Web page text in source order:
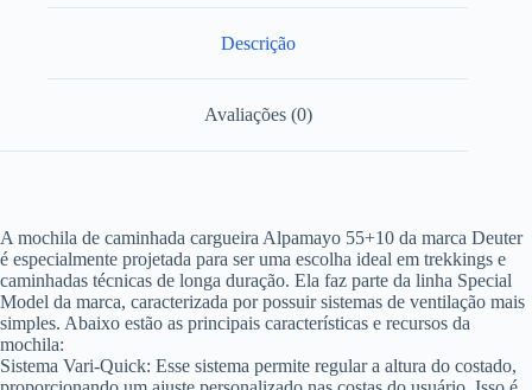
Descrição
Avaliações (0)
A mochila de caminhada cargueira Alpamayo 55+10 da marca Deuter
é especialmente projetada para ser uma escolha ideal em trekkings e
caminhadas técnicas de longa duração. Ela faz parte da linha Special
Model da marca, caracterizada por possuir sistemas de ventilação mais
simples. Abaixo estão as principais características e recursos da
mochila:
Sistema Vari-Quick: Esse sistema permite regular a altura do costado,